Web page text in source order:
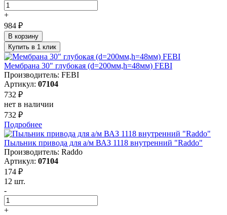
+
984 ₽
В корзину
Купить в 1 клик
Мембрана 30" глубокая (d=200мм,h=48мм) FEBI
Производитель: FEBI
Артикул: 07104
732 ₽
нет в наличии
732 ₽
Подробнее
Пыльник привода для а/м ВАЗ 1118 внутренний "Raddo"
Производитель: Raddo
Артикул: 07104
174 ₽
12 шт.
-
+